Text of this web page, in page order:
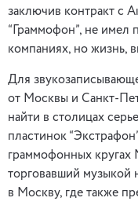
заключив контракт с
“Граммофон”, не имел
компаниях, но жизнь,
Для
от Москвы и Санкт-
найти в столицах
пластинок
граммофонных кругах
торговавший музыкой
в Москву, где также